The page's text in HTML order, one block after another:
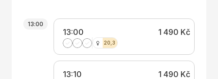
13:00
13:00 1 490 Kč
20,3
13:10 1 490 Kč